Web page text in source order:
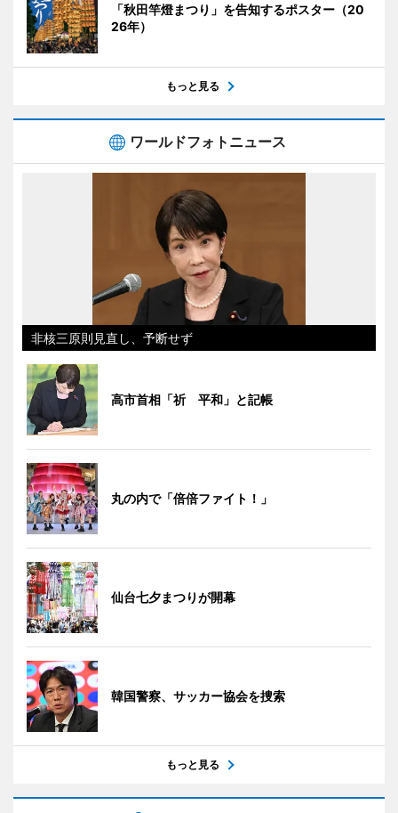
「秋田竿燈まつり」を告知するポスター（20
26年）
もっと見る
ワールドフォトニュース
非核三原則見直し、予断せず
高市首相「祈 平和」と記帳
丸の内で「倍倍ファイト！」
仙台七夕まつりが開幕
韓国警察、サッカー協会を捜索
もっと見る